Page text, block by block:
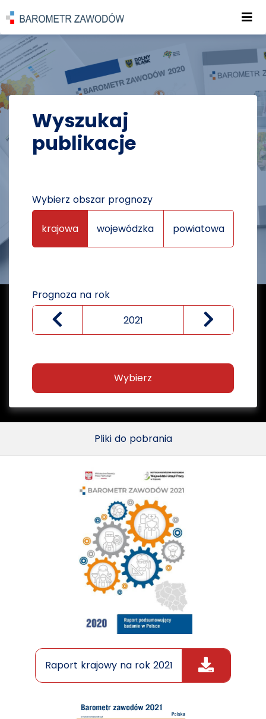
POWRÓT DO STRONY GŁÓWNEJ
PUBLIKACJE
Wyszukaj
publikacje
Wybierz obszar prognozy
krajowa wojewódzka powiatowa
Prognoza na rok
Wybierz
Pliki do pobrania
Raport krajowy na rok 2021